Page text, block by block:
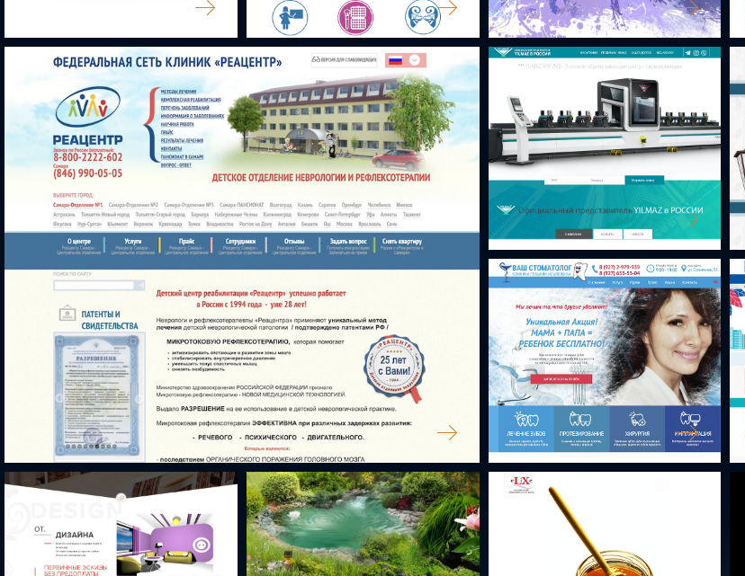
ВХОДНЫЕ НАПОЛЬНЫЕ СИСТЕМЫ КОЛИБРИ УЮТ БЮРО
РЕАЦЕНТР
YILMAZ
ВАШ СТОМАТОЛОГ